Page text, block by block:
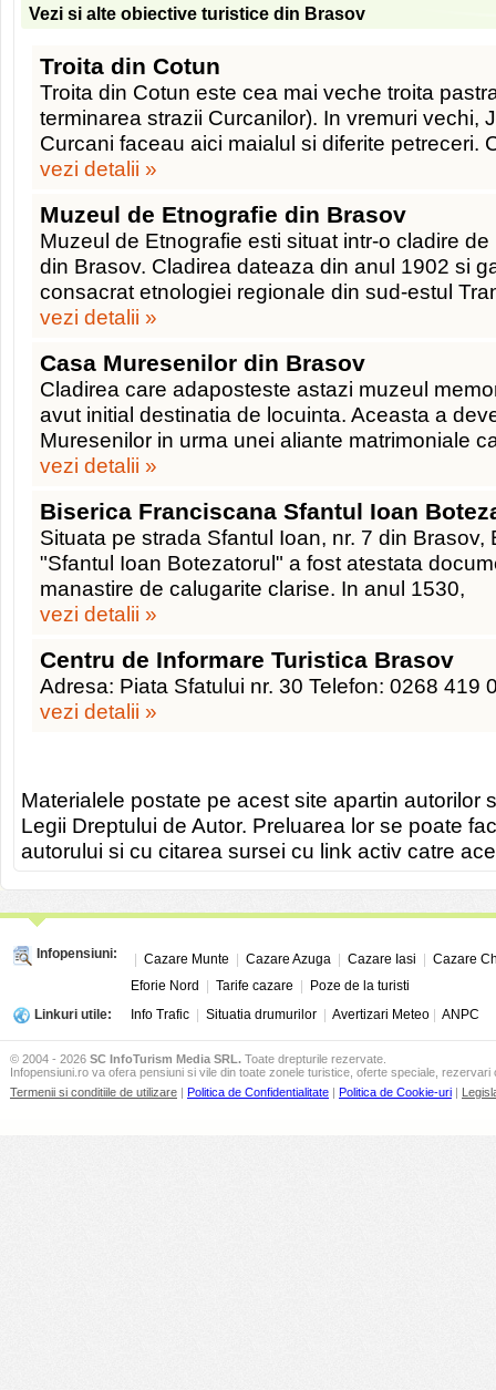
Vezi si alte obiective turistice din Brasov
Troita din Cotun
Troita din Cotun este cea mai veche troita
terminarea strazii Curcanilor). In vremuri vechi,
Curcani faceau aici maialul si diferite petreceri.
vezi detalii »
Muzeul de Etnografie din Brasov
Muzeul de Etnografie esti situat intr-o cladire
din Brasov. Cladirea dateaza din anul 1902 si
consacrat etnologiei regionale din sud-estul
vezi detalii »
Casa Muresenilor din Brasov
Cladirea care adaposteste astazi muzeul
avut initial destinatia de locuinta. Aceasta a
Muresenilor in urma unei aliante matrimoniale
vezi detalii »
Biserica Franciscana Sfantul Ioan
Situata pe strada Sfantul Ioan, nr. 7 din
"Sfantul Ioan Botezatorul" a fost atestata
manastire de calugarite clarise. In anul 1530,
vezi detalii »
Centru de Informare Turistica Brasov
Adresa: Piata Sfatului nr. 30 Telefon: 0268 419
vezi detalii »
Materialele postate pe acest site apartin autorilor
Legii Dreptului de Autor. Preluarea lor se poate
autorului si cu citarea sursei cu link activ catre
Infopensiuni: Cazare Munte Cazare Azuga Cazare Iasi
Cazare
Eforie Nord
Tarife cazare
Poze de la turisti
Linkuri utile:
Info Trafic Situatia drumurilor Avertizari Meteo ANPC
© 2004 - 2026 SC InfoTurism Media SRL. Toate drepturile rezervate.
Infopensiuni.ro va ofera pensiuni si vile din toate zonele turistice, oferte speciale, rezervari
Termenii si conditiile de utilizare | Politica de Confidentialitate | Politica de Cookie-uri |